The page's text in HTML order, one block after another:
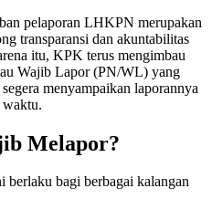
pelaporan LHKPN merupakan
transparansi dan akuntabilitas
itu, KPK terus mengimbau
Wajib Lapor (PN/WL) yang
menyampaikan laporannya
waktu.
Melapor?
bagi berbagai kalangan